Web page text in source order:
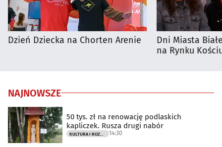
Dzień Dziecka na Chorten Arenie
Dni Miasta
na Rynku
NAJNOWSZE
50 tys. zł na renowację podlaskich
kapliczek. Rusza drugi nabór
KULTURA I ROZRYWKA 14:30